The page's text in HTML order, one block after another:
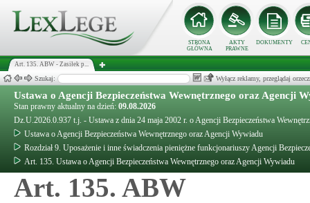
STRONA
GŁÓWNA
AKTY
PRAWNE
DOKUMENTY
Art. 135. ABW - Zasiłek p...
Szukaj: Wyłącz reklamy, przeglądaj
Ustawa o Agencji Bezpieczeństwa Wewnętrznego oraz Agencji
Stan prawny aktualny na dzień: 09.08.2026
Dz.U.2026.0.937 t.j. - Ustawa z dnia 24 maja 2002 r. o Agencji Bezpieczeństwa
Ustawa o Agencji Bezpieczeństwa Wewnętrznego oraz Agencji Wywiadu
Rozdział 9. Uposażenie i inne świadczenia pieniężne funkcjonariuszy Agencji
Art. 135. Ustawa o Agencji Bezpieczeństwa Wewnętrznego oraz Agencji Wywiadu
Art. 135. ABW